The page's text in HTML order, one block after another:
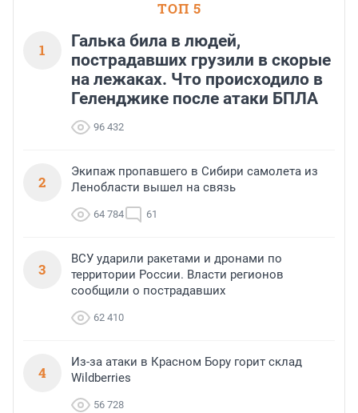
ТОП 5
1
Галька била в людей,
пострадавших грузили в скорые
на лежаках. Что происходило в
Геленджике после атаки БПЛА
96 432
2
Экипаж пропавшего в Сибири самолета из
Ленобласти вышел на связь
64 784 61
3
ВСУ ударили ракетами и дронами по
территории России. Власти регионов
сообщили о пострадавших
62 410
4
Из-за атаки в Красном Бору горит склад
Wildberries
56 728